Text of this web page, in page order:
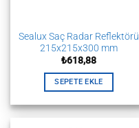
Sealux Saç Radar Reflektörü
215x215x300 mm
₺618,88
SEPETE EKLE